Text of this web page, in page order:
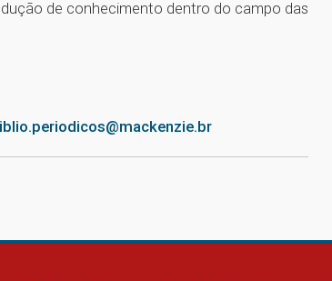
de conhecimento dentro do campo das